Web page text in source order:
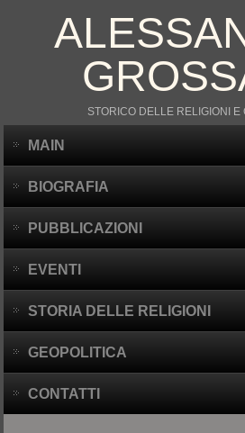
STORICO DELLE RELIGIONI E
MAIN
BIOGRAFIA
PUBBLICAZIONI
EVENTI
STORIA DELLE RELIGIONI
GEOPOLITICA
CONTATTI